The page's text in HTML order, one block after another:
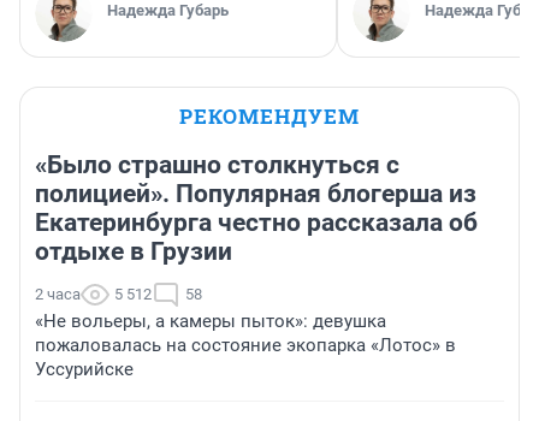
Надежда Губарь Надежда
РЕКОМЕНДУЕМ
«Было страшно столкнуться с
полицией». Популярная блогерша из
Екатеринбурга честно рассказала об
отдыхе в Грузии
2 часа 5 512 58
«Не вольеры, а камеры пыток»: девушка
пожаловалась на состояние экопарка «Лотос» в
Уссурийске